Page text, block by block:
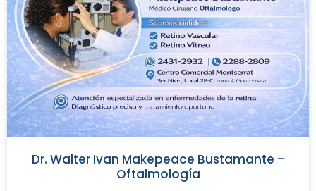
Dr. Walter Ivan Makepeace Bustamante –
Oftalmología